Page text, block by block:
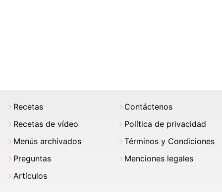
Recetas
Recetas de vídeo
Menús archivados
Preguntas
Artículos
Contáctenos
Política de privacidad
Términos y Condiciones
Menciones legales